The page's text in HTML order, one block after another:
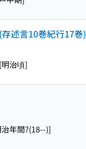
述言10巻紀行17巻)
[明治頃]
年間?(18--)]